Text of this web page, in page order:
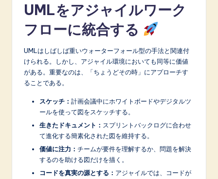
UMLをアジャイルワーク
フローに統合する
UMLはしばしば重いウォーターフォール型の手法と関連付
けられる。しかし、アジャイル環境においても同等に価値
がある。重要なのは、「ちょうどその時」にアプローチす
ることである。
スケッチ： 計画会議中にホワイトボードやデジタルツ
ールを使って図をスケッチする。
生きたドキュメント： スプリントバックログに合わせ
て進化する簡素化された図を維持する。
価値に注力： チームが要件を理解するか、問題を解決
するのを助ける図だけを描く。
コードを真実の源とする： アジャイルでは、コードが